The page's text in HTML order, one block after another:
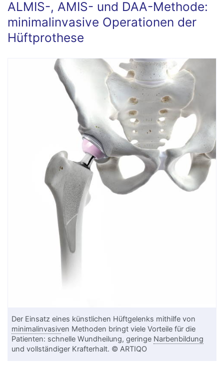
ALMIS-, AMIS- und DAA-Methode:
minimalinvasive Operationen der
Hüftprothese
Der Einsatz eines künstlichen Hüftgelenks mithilfe von
minimalinvasiven Methoden bringt viele Vorteile für die
Patienten: schnelle Wundheilung, geringe Narbenbildung
und vollständiger Krafterhalt. © ARTIQO